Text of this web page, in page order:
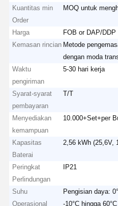
Kuantitas min
Order
MOQ untuk
Harga
FOB or DAP/
Kemasan rincian Metode
dengan moda
Waktu
pengiriman
5-30 hari kerja
Syarat-syarat
pembayaran
T/T
Menyediakan
kemampuan
10.000+Set+per
Kapasitas
Baterai
2,56 kWh (25,6V,
Peringkat
Perlindungan
IP21
Suhu
Operasional
Pengisian daya:
-10°C hingga 60°C